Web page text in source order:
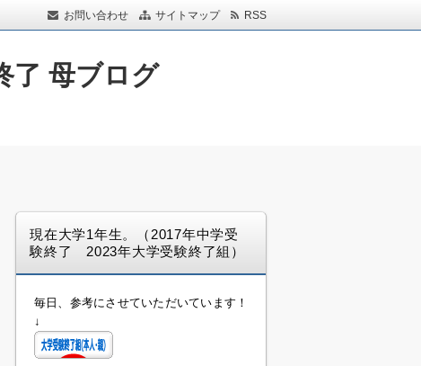
お問い合わせ サイトマップ RSS
了 母ブログ
現在大学1年生。（2017年中学受
験終了 2023年大学受験終了組）
毎日、参考にさせていただいています！
↓